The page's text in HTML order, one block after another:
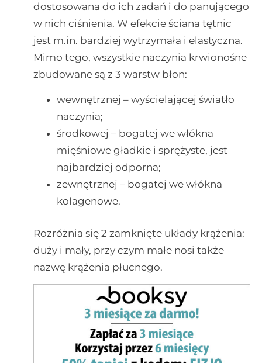
dostosowana do ich zadań i do panującego
w nich ciśnienia. W efekcie ściana tętnic
jest m.in. bardziej wytrzymała i elastyczna.
Mimo tego, wszystkie naczynia krwionośne
zbudowane są z 3 warstw błon:
wewnętrznej – wyścielającej światło
naczynia;
środkowej – bogatej we włókna
mięśniowe gładkie i sprężyste, jest
najbardziej odporna;
zewnętrznej – bogatej we włókna
kolagenowe.
Rozróżnia się 2 zamknięte układy krążenia:
duży i mały, przy czym małe nosi także
nazwę krążenia płucnego.